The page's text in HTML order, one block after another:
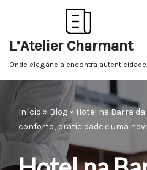
para
o
L’Atelier Charmant
Onde elegância encontra autenticidade.
Início » Blog » Hotel na Barra da
conforto, praticidade e uma